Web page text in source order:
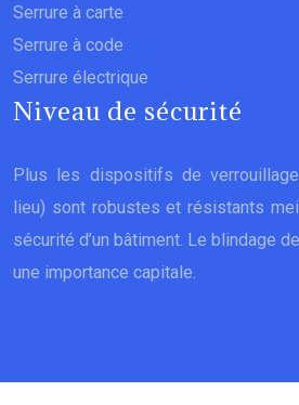
Serrure à carte
Serrure à code
Serrure électrique
Niveau de sécurité
Plus les dispositifs de
lieu) sont robustes et résistants
sécurité d’un bâtiment. Le blindage
une importance capitale.